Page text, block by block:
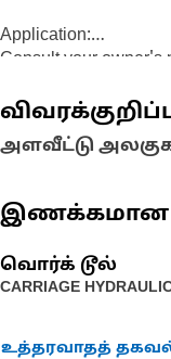
Application:
Consult your owner's
அளவீட்டு
இணக்கமான
வொர்க் டூல்
CARRIAGE
உத்தரவாதத்